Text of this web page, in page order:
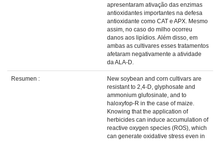
apresentaram ativação das enzimas
antioxidantes importantes na defesa
antioxidante como CAT e APX. Mesmo
assim, no caso do milho ocorreu
danos aos lipídios. Além disso, em
ambas as cultivares esses tratamentos
afetaram negativamente a atividade
da ALA-D.
Resumen :
New soybean and corn cultivars are
resistant to 2,4-D, glyphosate and
ammonium glufosinate, and to
haloxyfop-R in the case of maize.
Knowing that the application of
herbicides can induce accumulation of
reactive oxygen species (ROS), which
can generate oxidative stress even in